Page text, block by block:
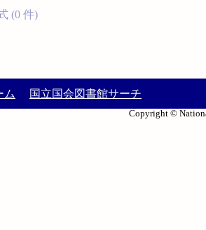
(0 件)
ム 国立国会図書館サーチ
Copyright ©